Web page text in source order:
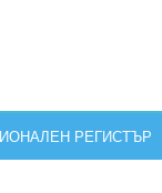
РЕГИСТЪР